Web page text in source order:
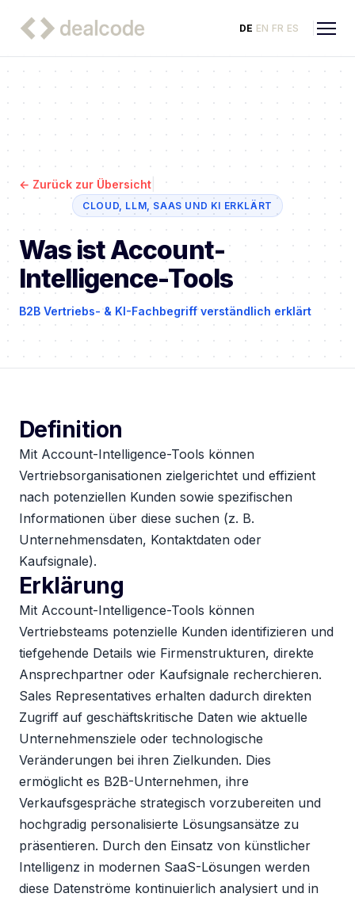
DE EN FR ES
← Zurück zur Übersicht
CLOUD, LLM, SAAS UND KI ERKLÄRT
Was ist Account-
Intelligence-Tools
B2B Vertriebs- & KI-Fachbegriff verständlich erklärt
Definition
Mit Account-Intelligence-Tools können
Vertriebsorganisationen zielgerichtet und effizient
nach potenziellen Kunden sowie spezifischen
Informationen über diese suchen (z. B.
Unternehmensdaten, Kontaktdaten oder
Kaufsignale).
Erklärung
Mit Account-Intelligence-Tools können
Vertriebsteams potenzielle Kunden identifizieren und
tiefgehende Details wie Firmenstrukturen, direkte
Ansprechpartner oder Kaufsignale recherchieren.
Sales Representatives erhalten dadurch direkten
Zugriff auf geschäftskritische Daten wie aktuelle
Unternehmensziele oder technologische
Veränderungen bei ihren Zielkunden. Dies
ermöglicht es B2B-Unternehmen, ihre
Verkaufsgespräche strategisch vorzubereiten und
hochgradig personalisierte Lösungsansätze zu
präsentieren. Durch den Einsatz von künstlicher
Intelligenz in modernen SaaS-Lösungen werden
diese Datenströme kontinuierlich analysiert und in